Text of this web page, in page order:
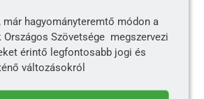
már hagyományteremtő módon a
Országos Szövetsége megszervezi
érintő legfontosabb jogi és
változásokról